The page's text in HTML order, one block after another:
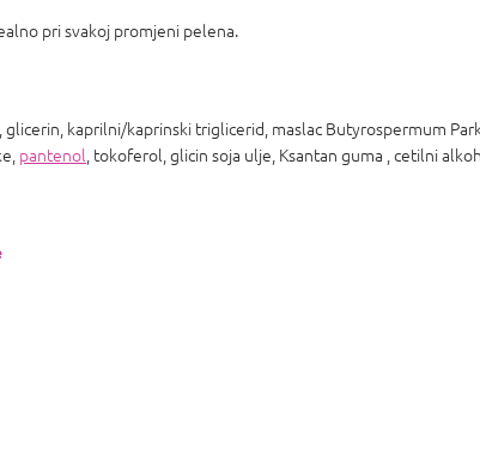
pri svakoj promjeni pelena.
kaprilni/kaprinski triglicerid, maslac Butyrospermum
pantenol , tokoferol, glicin soja ulje, Ksantan guma , cetilni